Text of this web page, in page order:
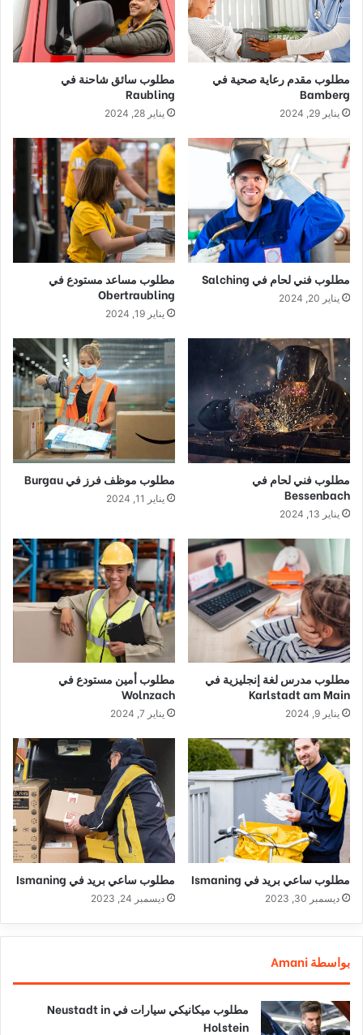
مطلوب مقدم رعاية صحية في
Bamberg
يناير 29, 2024
مطلوب سائق شاحنة في
Raubling
يناير 28, 2024
مطلوب فني لحام في Salching
يناير 20, 2024
مطلوب مساعد مستودع في
Obertraubling
يناير 19, 2024
مطلوب فني لحام في
Bessenbach
يناير 13, 2024
مطلوب موظف فرز في Burgau
يناير 11, 2024
مطلوب مدرس لغة إنجليزية في
Karlstadt am Main
يناير 9, 2024
مطلوب أمين مستودع في
Wolnzach
يناير 7, 2024
مطلوب ساعي بريد في Ismaning
ديسمبر 30, 2023
مطلوب ساعي بريد في Ismaning
ديسمبر 24, 2023
بواسطة Amani
مطلوب ميكانيكي سيارات في Neustadt in
Holstein